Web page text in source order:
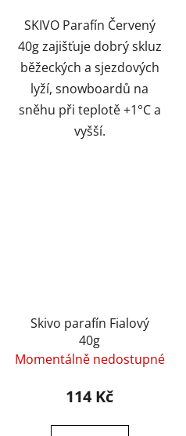
SKIVO Parafín Červený
40g zajišťuje dobrý skluz
běžeckých a sjezdových
lyží, snowboardů na
sněhu při teplotě +1°C a
vyšší.
Skivo parafín Fialový
40g
Momentálně nedostupné
114 Kč